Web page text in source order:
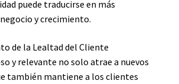
puede traducirse en más
y crecimiento.
de la Lealtad del Cliente
y relevante no solo atrae a nuevos
también mantiene a los clientes